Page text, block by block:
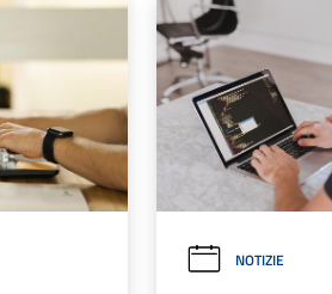
NOTIZIE